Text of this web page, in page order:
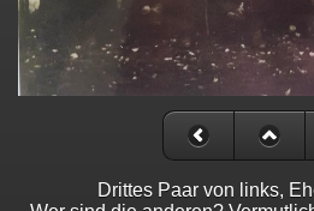
Drittes Paar von links,